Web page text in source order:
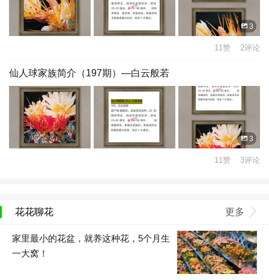
3
11赞 2评论
仙人球家族简介（197期）—白云般若
3
11赞 3评论
花花聊花 更多
家里最小的花盆，就养这种花，5个月生
一大窝！